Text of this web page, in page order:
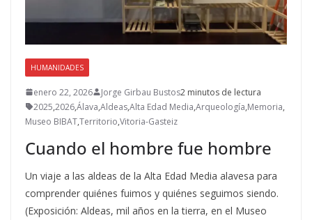
HUMANIDADES
enero 22, 2026 Jorge Girbau Bustos2 minutos de lectura
2025,2026,Álava,Aldeas,Alta Edad Media,Arqueología,Memoria,
Museo BIBAT,Territorio,Vitoria-Gasteiz
Cuando el hombre fue hombre
Un viaje a las aldeas de la Alta Edad Media alavesa para
comprender quiénes fuimos y quiénes seguimos siendo.
(Exposición: Aldeas, mil años en la tierra, en el Museo